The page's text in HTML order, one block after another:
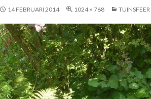
14 FEBRUARI 2014 1024 × 768 TUINSFEER